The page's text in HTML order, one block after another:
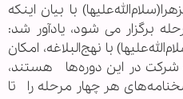
با بیان اینکه
نهج‌البلاغه‌خوانی در ۱۲ مرحله برگزار می شود، یادآور شد:
با نهج‌البلاغه، امکان
شرکت در این دوره‌ها هستند،
هر چهار مرحله را تا